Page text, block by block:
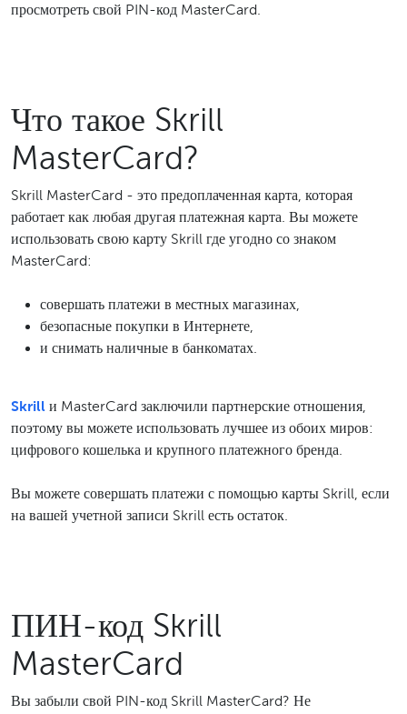
просмотреть свой PIN-код MasterCard.
Что такое Skrill
MasterCard?
Skrill MasterCard - это предоплаченная карта, которая
работает как любая другая платежная карта. Вы можете
использовать свою карту Skrill где угодно со знаком
MasterCard:
совершать платежи в местных магазинах,
безопасные покупки в Интернете,
и снимать наличные в банкоматах.
Skrill и MasterCard заключили партнерские отношения,
поэтому вы можете использовать лучшее из обоих миров:
цифрового кошелька и крупного платежного бренда.
Вы можете совершать платежи с помощью карты Skrill, если
на вашей учетной записи Skrill есть остаток.
ПИН-код Skrill
MasterCard
Вы забыли свой PIN-код Skrill MasterCard? Не